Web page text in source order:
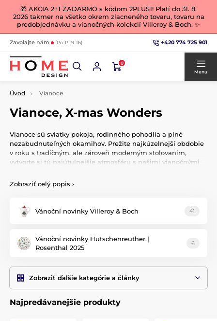
🎁 AKCIA 2+1 ZADARMO s kódom 2PLUS1! Platí do 31. 8.
2026 takmer na všetko okrem zlacneného tovaru, tovaru na
predobjednávku a vianočných kolekcií Villeroy & Boch. ✨
Zavolajte nám (Po-Pi 9-16) +420 774 725 901
0
Menu
Úvod Vianoce
Vianoce, X-mas Wonders
Vianoce sú sviatky pokoja, rodinného pohodlia a plné
nezabudnuteľných okamihov. Prežite najkúzelnejší obdobie
v roku s tradičným, ale zároveň moderným stolovaním,
vytvorte si tú najútulnejšie atmosféru s našimi vianočnými
ktoré pre Vás každý rok poctivo vyberáme.
Zobraziť celý popis ›
Vánoční novinky Villeroy & Boch 41
Vánoční novinky Hutschenreuther |
Rosenthal 2025
6
Zobraziť ďalšie kategórie a články
Najpredávanejšie produkty